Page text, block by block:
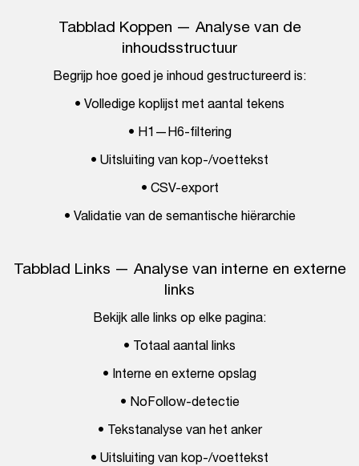
Tabblad Koppen — Analyse van de
inhoudsstructuur
Begrijp hoe goed je inhoud gestructureerd is:
• Volledige koplijst met aantal tekens
• H1—H6-filtering
• Uitsluiting van kop-/voettekst
• CSV-export
• Validatie van de semantische hiërarchie
Tabblad Links — Analyse van interne en externe
links
Bekijk alle links op elke pagina:
• Totaal aantal links
• Interne en externe opslag
• NoFollow-detectie
• Tekstanalyse van het anker
• Uitsluiting van kop-/voettekst